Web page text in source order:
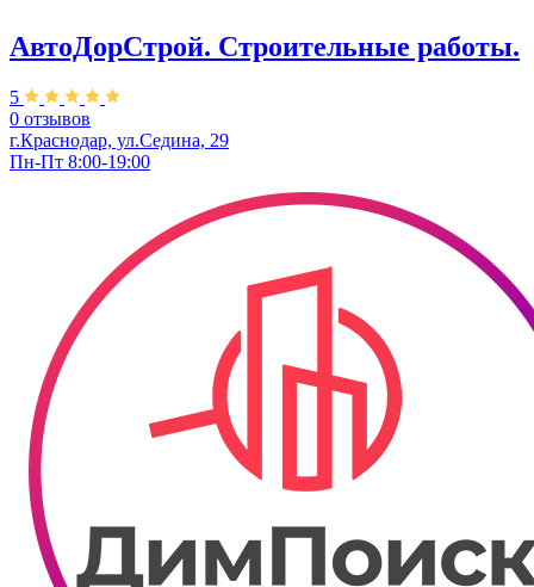
АвтоДорСтрой. Строительные работы.
5
0 отзывов
г.Краснодар, ул.Седина, 29
Пн-Пт 8:00-19:00